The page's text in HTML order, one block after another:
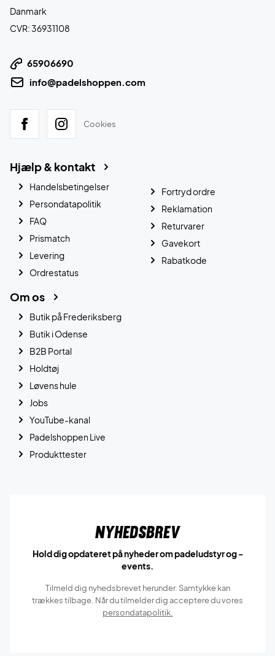
Danmark
CVR: 36931108
65906690
info@padelshoppen.com
Cookies
Hjælp & kontakt
Handelsbetingelser
Persondatapolitik
FAQ
Prismatch
Levering
Ordrestatus
Fortryd ordre
Reklamation
Returvarer
Gavekort
Rabatkode
Om os
Butik på Frederiksberg
Butik i Odense
B2B Portal
Holdtøj
Løvens hule
Jobs
YouTube-kanal
Padelshoppen Live
Produkttester
Nyhedsbrev
Hold dig opdateret på nyheder om padeludstyr og -
events.
Tilmeld dig nyhedsbrevet herunder. Samtykke kan
trækkes tilbage. Når du tilmelder dig acceptere du vores
persondatapolitik.